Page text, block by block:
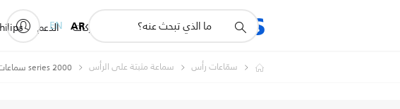
المنتجات للشركات الدعم
أيقونة
دعم
AR
EN
سمّاعات رأس سماعة مثبتة على الرأس 2000 series سماعات رأس لاسلكية توضع على الأذن